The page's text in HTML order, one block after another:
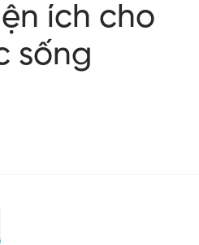
ích cho
sống